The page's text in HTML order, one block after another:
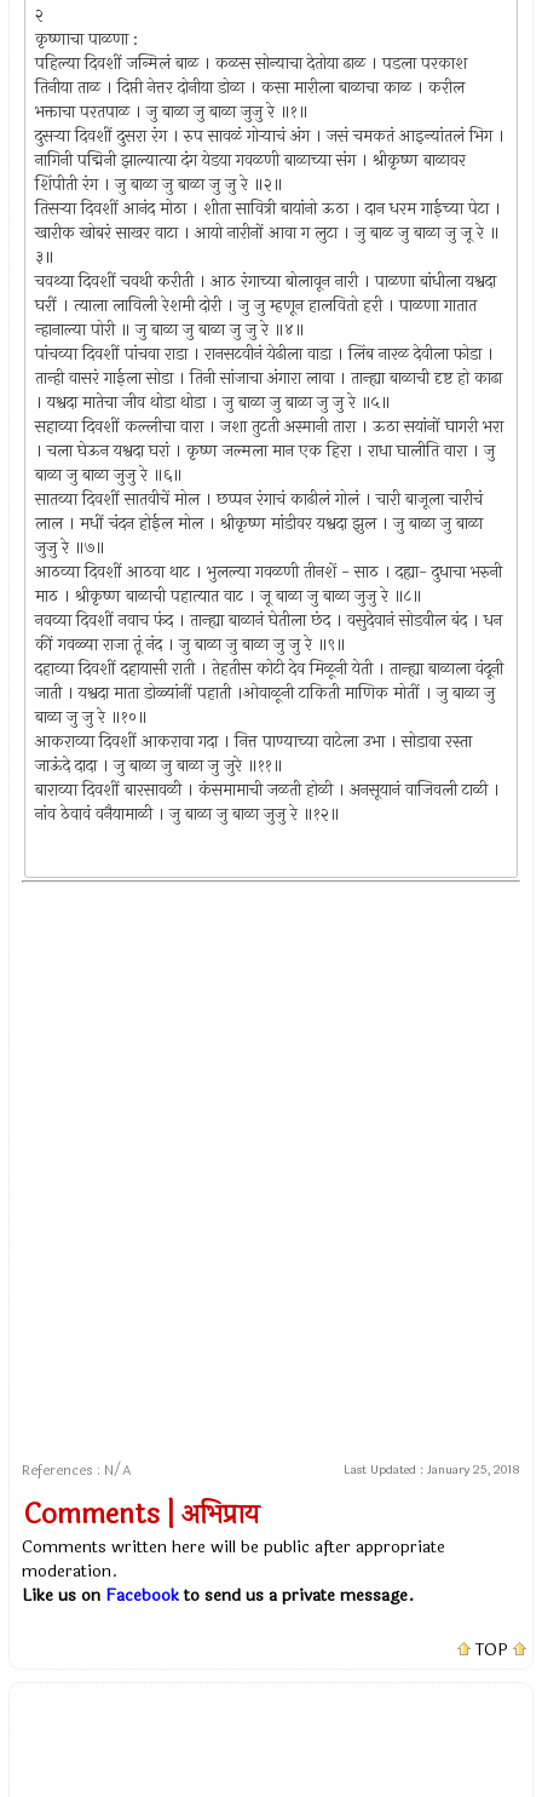
२
कृष्णाचा पाळणा :
पहिल्या दिवशीं जन्मिलं बाळ । कळस सोन्याचा देतोया ढाळ । पडला परकाश
तिनीया ताळ । दिप्ती नेत्तर दोनीया डोळा । कसा मारीला बाळाचा काळ । करील
भक्ताचा परतपाळ । जु बाळा जु बाळा जुजु रे ॥१॥
दुसर्‍या दिवशीं दुसरा रंग । रुप सावळं गोर्‍याचं अंग । जसं चमकतं आइन्यांतलं भिग ।
नागिनी पद्मिनी झाल्यात्या दंग येडया गवळणी बाळाच्या संग । श्रीकृष्ण बाळावर
शिंपीती रंग । जु बाळा जु बाळा जु जु रे ॥२॥
तिसर्‍या दिवशीं आनंद मोठा । शीता सावित्री बायांनो ऊठा । दान धरम गाईच्या पेटा ।
खारीक खोबरं साखर वाटा । आयो नारीनों आवा ग लुटा । जु बाळ जु बाळा जु जू रे ॥
३॥
चवथ्या दिवशीं चवथी करीती । आठ रंगाच्या बोलावून नारी । पाळणा बांधीला यश्वदा
घरीं । त्याला लाविली रेशमी दोरी । जु जु म्हणून हालवितो हरी । पाळणा गातात
न्हानाल्या पोरी ॥ जु बाळा जु बाळा जु जु रे ॥४॥
पांचव्या दिवशीं पांचवा राडा । रानसटवीनं येढीला वाडा । लिंब नारळ देवीला फोडा ।
तान्ही वासरं गाईला सोडा । तिनी सांजाचा अंगारा लावा । तान्ह्या बाळाची दृष्ट हो काढा
। यश्वदा मातेचा जीव थोडा थोडा । जु बाळा जु बाळा जु जु रे ॥५॥
सहाव्या दिवशीं कल्लीचा वारा । जशा तुटती अस्मानी तारा । ऊठा सयांनों घागरी भरा
। चला घेऊन यश्वदा घरां । कृष्ण जल्मला मान एक हिरा । राधा घालीति वारा । जु
बाळा जु बाळा जुजु रे ॥६॥
सातव्या दिवशीं सातवीचें मोल । छप्पन रंगाचं काढीलं गोलं । चारी बाजूला चारीचं
लाल । मधीं चंदन होईल मोल । श्रीकृष्ण मांडीवर यश्वदा झुल । जु बाळा जु बाळा
जुजु रे ॥७॥
आठव्या दिवशीं आठवा थाट । भुलल्या गवळणी तीनशें - साठ । दह्या- दुधाचा भरुनी
माठ । श्रीकृष्ण बाळाची पहात्यात वाट । जू बाळा जु बाळा जुजु रे ॥८॥
नवव्या दिवशीं नवाच फंद । तान्ह्या बाळानं घेतीला छंद । वसुदेवानं सोडवील बंद । धन
कीं गवळ्या राजा तूं नंद । जु बाळा जु बाळा जु जु रे ॥९॥
दहाव्या दिवशीं दहायासी राती । तेहतीस कोटी देव मिळूनी येती । तान्ह्या बाळाला वंदूनी
जाती । यश्वदा माता डोळ्यांनीं पहाती ।ओवाळूनी टाकिती माणिक मोतीं । जु बाळा जु
बाळा जु जु रे ॥१०॥
आकराव्या दिवशीं आकरावा गदा । नित्त पाण्याच्या वाटेला उभा । सोडावा रस्ता
जाऊंदे दादा । जु बाळा जु बाळा जु जुरे ॥११॥
बाराव्या दिवशीं बारसावळी । कंसमामाची जळती होळी । अनसूयानं वाजिवली टाळी ।
नांव ठेवावं वनैयामाळी । जु बाळा जु बाळा जुजु रे ॥१२॥
References : N/A Last Updated : January 25, 2018
Comments | अभिप्राय
Comments written here will be public after appropriate
moderation.
Like us on Facebookto send us a private message.
TOP